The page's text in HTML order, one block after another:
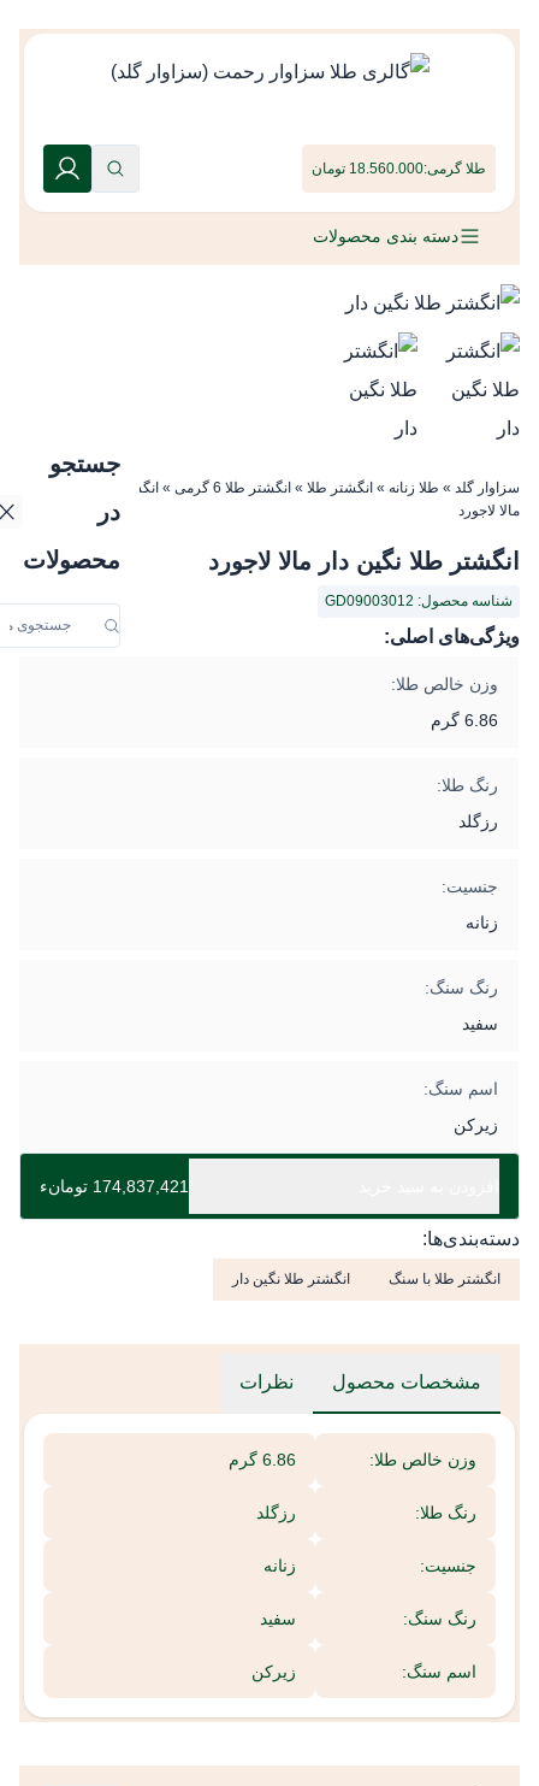
طلا گرمی:18.560.000 تومان
جستجو
در
محصولات
دسته بندی محصولات
سزاوار گلد » طلا زنانه » انگشتر طلا » انگشتر طلا 6 گرمی » انگشتر طلا نگین دار
مالا لاجورد
انگشتر طلا نگین دار مالا لاجورد
شناسه محصول: GD09003012
ویژگی‌های اصلی:
وزن خالص طلا:
6.86 گرم
رنگ طلا:
رزگلد
جنسیت:
زنانه
رنگ سنگ:
سفید
اسم سنگ:
زیرکن
174,837,421 تومانء
دسته‌بندی‌ها:
انگشتر طلا با سنگ انگشتر طلا نگین دار
مشخصات محصول نظرات
وزن خالص طلا: 6.86 گرم
رنگ طلا: رزگلد
جنسیت: زنانه
رنگ سنگ: سفید
اسم سنگ: زیرکن